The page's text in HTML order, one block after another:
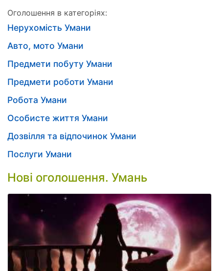
Оголошення в категоріях:
Нерухомість Умани
Авто, мото Умани
Предмети побуту Умани
Предмети роботи Умани
Робота Умани
Особисте життя Умани
Дозвілля та відпочинок Умани
Послуги Умани
Нові оголошення. Умань